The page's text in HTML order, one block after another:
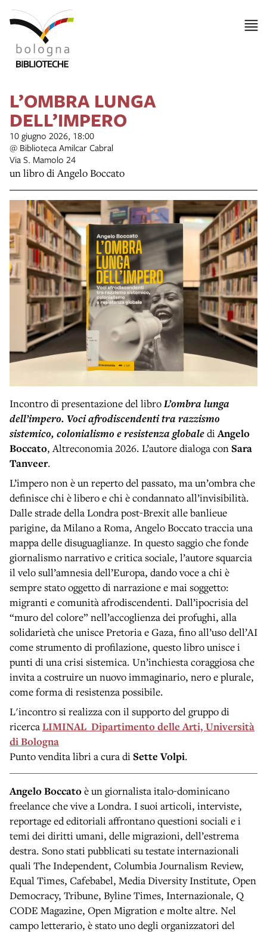
L’OMBRA LUNGA
DELL’IMPERO
10 giugno 2026, 18:00
@ Biblioteca Amilcar Cabral
Via S. Mamolo 24
un libro di Angelo Boccato
Incontro di presentazione del libroL’ombra lunga
dell’impero. Voci afrodiscendenti tra razzismo
sistemico, colonialismo e resistenza globalediAngelo
Boccato, Altreconomia 2026. L’autore dialoga con Sara
Tanveer.
L’impero non è un reperto del passato, ma un’ombra che
definisce chi è libero e chi è condannato all’invisibilità.
Dalle strade della Londra post-Brexit alle banlieue
parigine, da Milano a Roma, Angelo Boccato traccia una
mappa delle disuguaglianze. In questo saggio che fonde
giornalismo narrativo e critica sociale, l’autore squarcia
il velo sull’amnesia dell’Europa, dando voce a chi è
sempre stato oggetto di narrazione e mai soggetto:
migranti e comunità afrodiscendenti. Dall’ipocrisia del
“muro del colore” nell’accoglienza dei profughi, alla
solidarietà che unisce Pretoria e Gaza, fino all’uso dell’AI
come strumento di profilazione, questo libro unisce i
punti di una crisi sistemica. Un’inchiesta coraggiosa che
invita a costruire un nuovo immaginario, nero e plurale,
come forma di resistenza possibile.
L'incontro si realizza con il supporto del gruppo di
ricercaLIMINAL Dipartimento delle Arti, Università
di Bologna
Punto vendita libri a cura di Sette Volpi.
Angelo Boccatoè un giornalista italo-dominicano
freelance che vive a Londra. I suoi articoli, interviste,
reportage ed editoriali affrontano questioni sociali e i
temi dei diritti umani, delle migrazioni, dell’estrema
destra. Sono stati pubblicati su testate internazionali
quali The Independent, Columbia Journalism Review,
Equal Times, Cafebabel, Media Diversity Institute, Open
Democracy, Tribune, Byline Times, Internazionale, Q
CODE Magazine, Open Migration e molte altre. Nel
campo letterario, è stato uno degli organizzatori del